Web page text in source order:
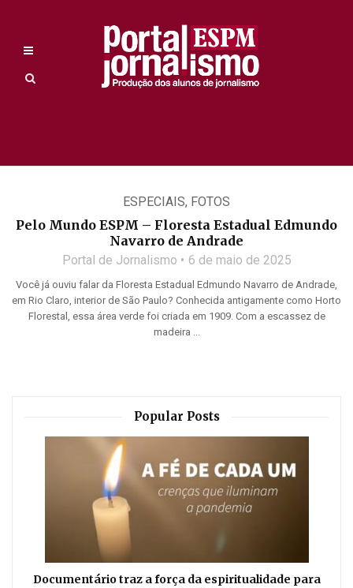
ESPECIAIS, FOTOS
Pelo Mundo ESPM – Floresta Estadual Edmundo
Navarro de Andrade
Portal de Jornalismo 6 de maio de 2025
Você já ouviu falar da Floresta Estadual Edmundo Navarro de Andrade,
em Rio Claro, interior de São Paulo? Conhecida antigamente como Horto
Florestal, essa área verde foi criada em 1909. Com a escassez de
madeira ...
Popular Posts
Documentário traz a força da espiritualidade para